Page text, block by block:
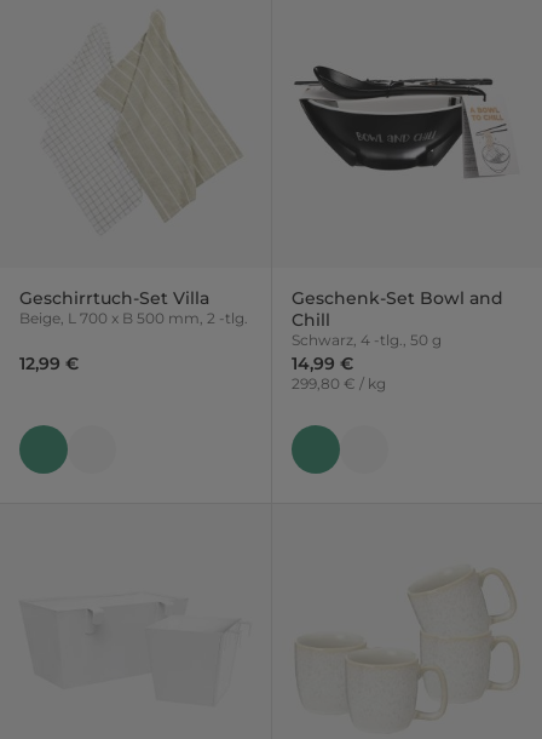
Geschirrtuch-Set Villa
Beige, L 700 x B 500 mm, 2 -tlg.
12,99 €
Geschenk-Set Bowl and
Chill
Schwarz, 4 -tlg., 50 g
14,99 €
299,80 € / kg